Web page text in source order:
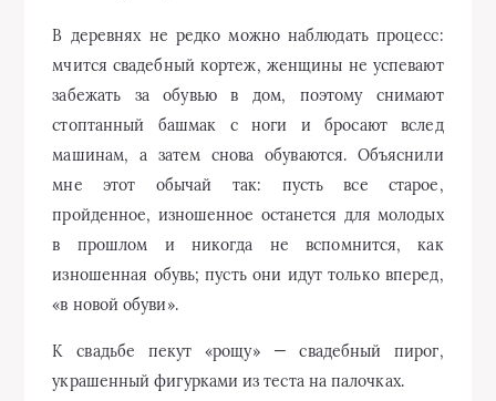
В деревнях не редко можно наблюдать процесс:
мчится свадебный кортеж, женщины не успевают
забежать за обувью в дом, поэтому снимают
стоптанный башмак с ноги и бросают вслед
машинам, а затем снова обуваются. Объяснили
мне этот обычай так: пусть все старое,
пройденное, изношенное останется для молодых
в прошлом и никогда не вспомнится, как
изношенная обувь; пусть они идут только вперед,
«в новой обуви».
К свадьбе пекут «рощу» — свадебный пирог,
украшенный фигурками из теста на палочках.